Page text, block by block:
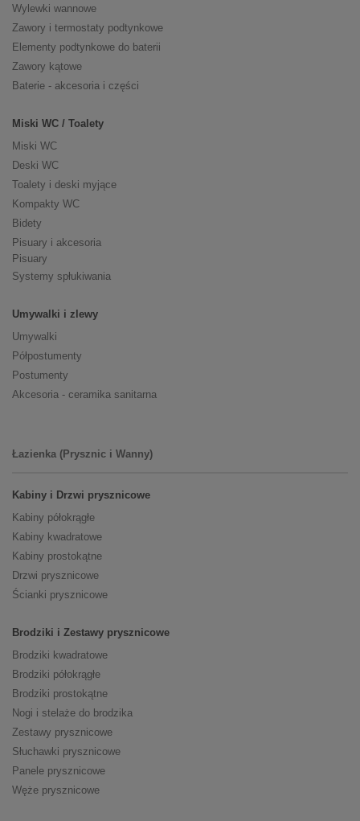
Wylewki wannowe
Zawory i termostaty podtynkowe
Elementy podtynkowe do baterii
Zawory kątowe
Baterie - akcesoria i części
Miski WC / Toalety
Miski WC
Deski WC
Toalety i deski myjące
Kompakty WC
Bidety
Pisuary i akcesoria
Pisuary
Systemy spłukiwania
Umywalki i zlewy
Umywalki
Półpostumenty
Postumenty
Akcesoria - ceramika sanitarna
Łazienka (Prysznic i Wanny)
Kabiny i Drzwi prysznicowe
Kabiny półokrągłe
Kabiny kwadratowe
Kabiny prostokątne
Drzwi prysznicowe
Ścianki prysznicowe
Brodziki i Zestawy prysznicowe
Brodziki kwadratowe
Brodziki półokrągłe
Brodziki prostokątne
Nogi i stelaże do brodzika
Zestawy prysznicowe
Słuchawki prysznicowe
Panele prysznicowe
Węże prysznicowe